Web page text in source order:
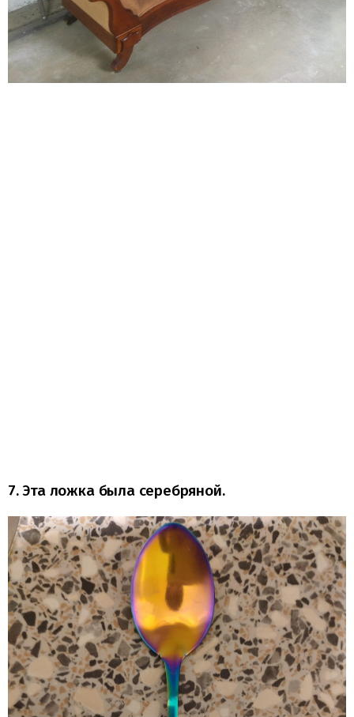
7. Эта ложка была серебряной.